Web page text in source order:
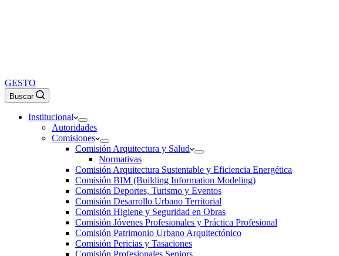
GESTO
Buscar
Institucional
Autoridades
Comisiones
Comisión Arquitectura y Salud
Normativas
Comisión Arquitectura Sustentable y Eficiencia Energética
Comisión BIM (Building Information Modeling)
Comisión Deportes, Turismo y Eventos
Comisión Desarrollo Urbano Territorial
Comisión Higiene y Seguridad en Obras
Comisión Jóvenes Profesionales y Práctica Profesional
Comisión Patrimonio Urbano Arquitectónico
Comisión Pericias y Tasaciones
Comisión Profesionales Seniors